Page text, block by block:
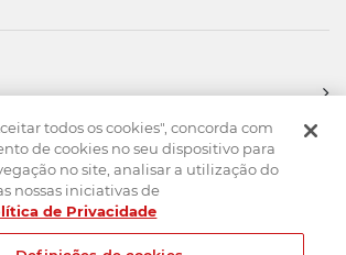
todos os cookies", concorda com
de cookies no seu dispositivo para
no site, analisar a utilização do
nossas iniciativas de
de Privacidade